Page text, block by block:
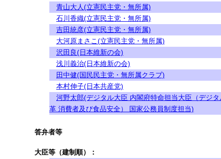
青山大人(立憲民主党・無所属)
石川香織(立憲民主党・無所属)
吉田統彦(立憲民主党・無所属)
大河原まさこ(立憲民主党・無所属)
沢田良(日本維新の会)
浅川義治(日本維新の会)
田中健(国民民主党・無所属クラブ)
本村伸子(日本共産党)
河野太郎(デジタル大臣 内閣府特命担当大臣（デジタ
革 消費者及び食品安全） 国家公務員制度担当)
答弁者等
大臣等（建制順）：